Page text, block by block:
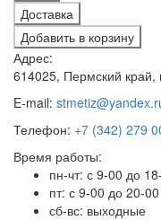
Доставка
Добавить в корзину
Адрес:
614025, Пермский край,
E-mail:
Телефон: +7 (342) 279
Время работы:
пн-чт: с 9-00 до
пт: с 9-00 до 20-00
сб-вс: выходные